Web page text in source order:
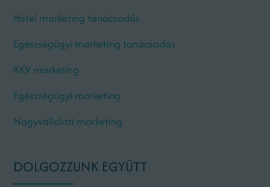
Hotel marketing tanácsadás
Egészségügyi marketing tanácsadás
KKV marketing
Egészségügyi marketing
Nagyvállalati marketing
DOLGOZZUNK EGYÜTT